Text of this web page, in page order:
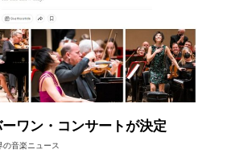
ワン・コンサートが決定
の音楽ニュース